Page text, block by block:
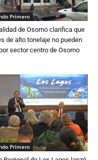
Primero
de Osorno clarifica que
de alto tonelaje no pueden
sector centro de Osorno
Primero